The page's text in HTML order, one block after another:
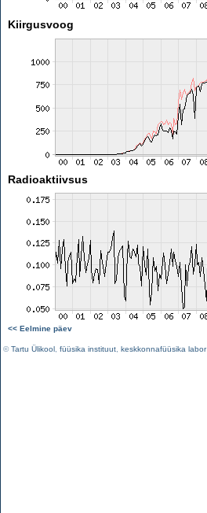
Kiirgusvoog
Radioaktiivsus
<< Eelmine päev
©Tartu Ülikool füüsika instituut keskkonnafüüsika labor